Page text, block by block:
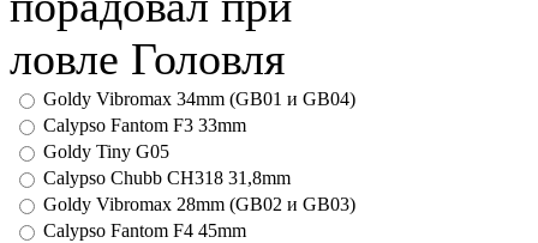
ловле Головля
Goldy Vibromax 34mm (GB01 и GB04)
Calypso Fantom F3 33mm
Goldy Tiny G05
Calypso Chubb CH318 31,8mm
Goldy Vibromax 28mm (GB02 и GB03)
Calypso Fantom F4 45mm